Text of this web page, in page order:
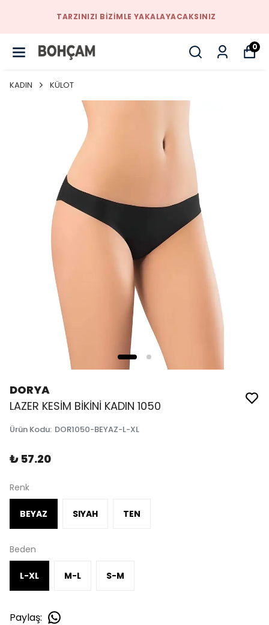
TARZINIZI BIZIMLE YAKALAYACAKSINIZ
0
KADIN KÜLOT
DORYA
LAZER KESİM BİKİNİ KADIN 1050
Ürün Kodu: DOR1050-BEYAZ-L-XL
₺ 57.20
Renk
BEYAZ SIYAH TEN
Beden
L-XL M-L S-M
Paylaş: